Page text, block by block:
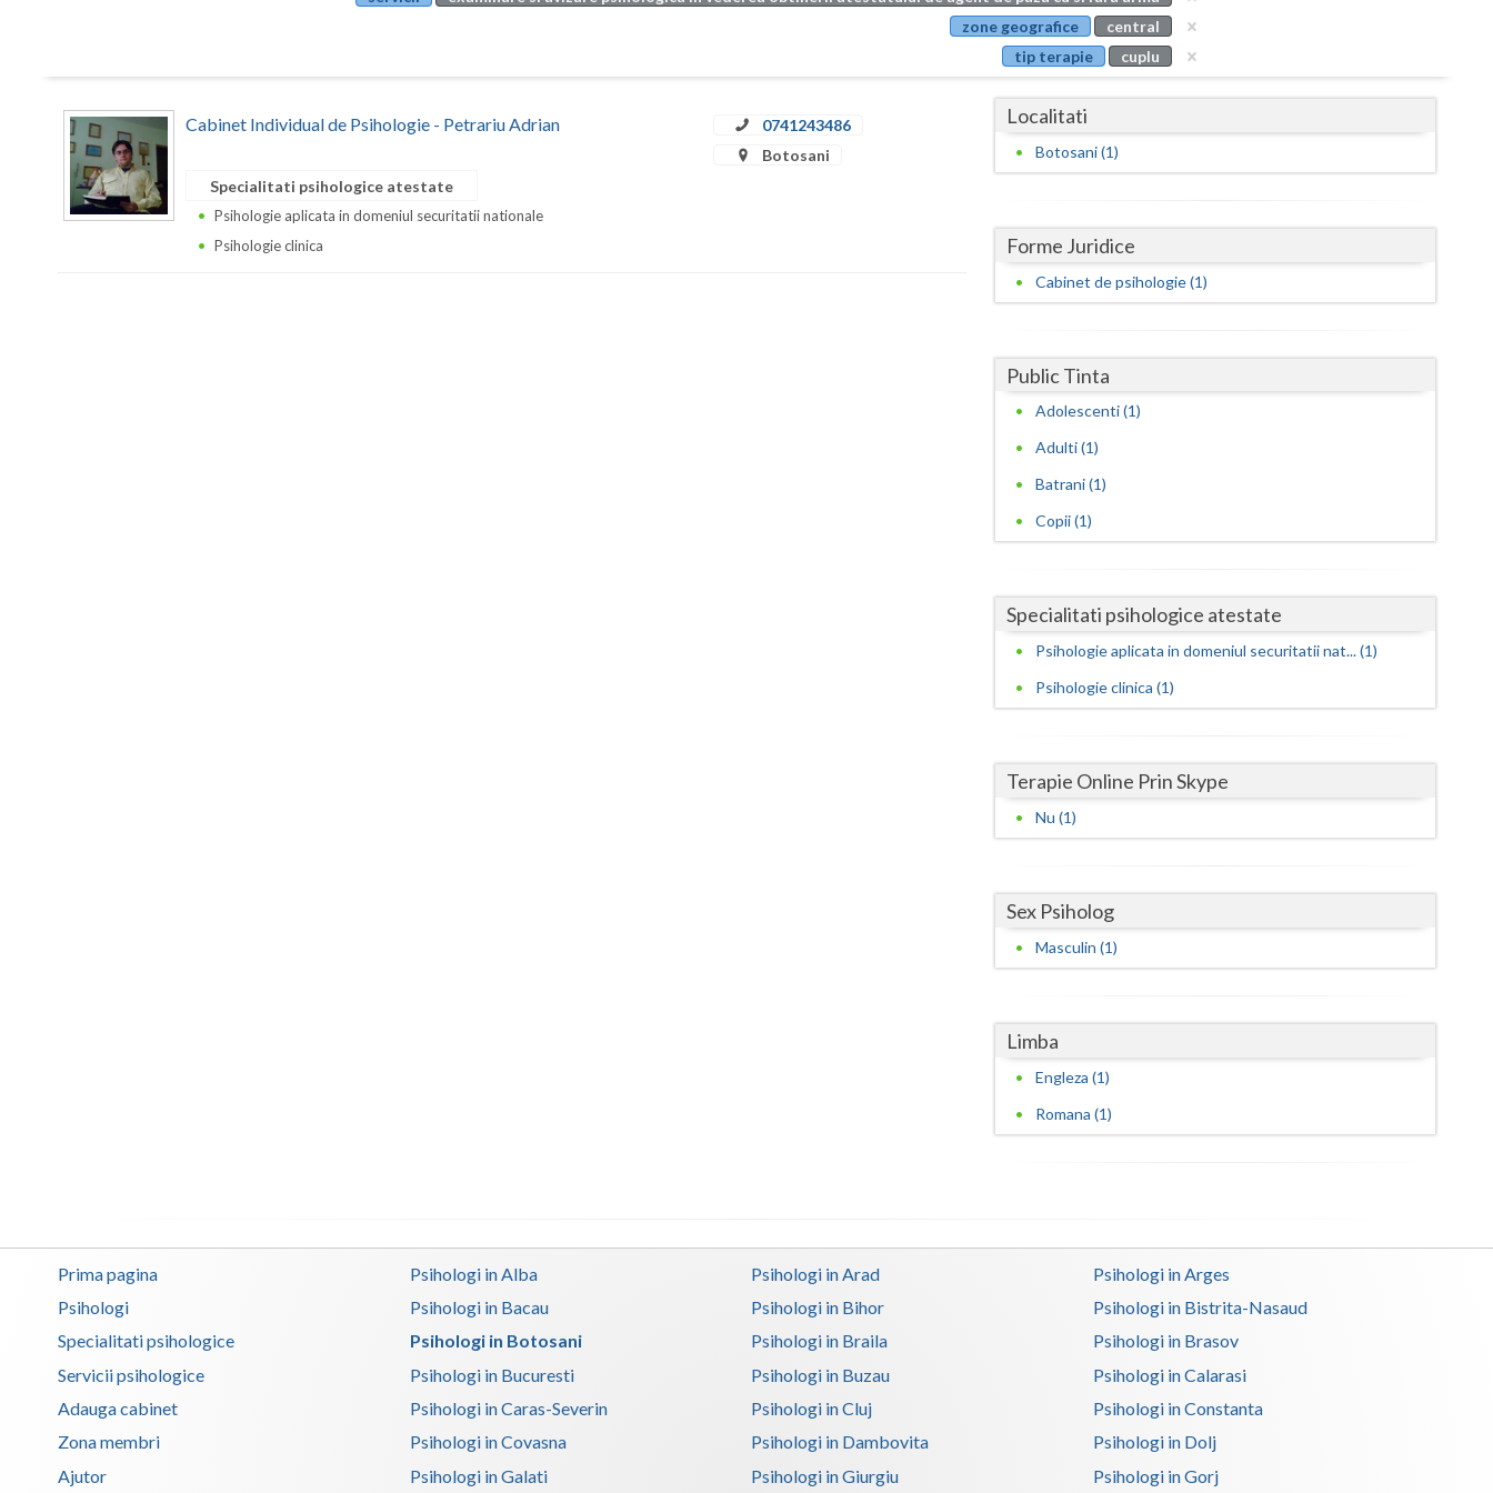
Buzau
Calarasi
Caras-Severin
Dambovita
Hunedoara
Iasi
Ilfov
Mehedinti
Valcea
Vaslui
Vrancea
zone geografice
central
tip terapie
cuplu
Cabinet Individual de Psihologie - Petrariu Adrian
0741243486
Botosani
Specialitati psihologice atestate
Psihologie aplicata in domeniul securitatii nationale
Psihologie clinica
Localitati
Botosani (1)
Forme Juridice
Cabinet de psihologie (1)
Public Tinta
Adolescenti (1)
Adulti (1)
Batrani (1)
Copii (1)
Specialitati psihologice atestate
Psihologie aplicata in domeniul securitatii nat... (1)
Psihologie clinica (1)
Terapie Online Prin Skype
Nu (1)
Sex Psiholog
Masculin (1)
Limba
Engleza (1)
Romana (1)
Prima pagina
Psihologi
Specialitati psihologice
Servicii psihologice
Adauga cabinet
Zona membri
Ajutor
Psihologi in Alba Psihologi in Arad
Psihologi in Arges
Psihologi in Bacau
Psihologi in Bihor
Psihologi in Bistrita-Nasaud
Psihologi in Botosani
Psihologi in Braila
Psihologi in Brasov
Psihologi in Bucuresti
Psihologi in Buzau
Psihologi in Calarasi
Psihologi in Caras-Severin
Psihologi in Cluj
Psihologi in Constanta
Psihologi in Covasna
Psihologi in Dambovita
Psihologi in Dolj
Psihologi in Galati
Psihologi in Giurgiu Psihologi in Gorj